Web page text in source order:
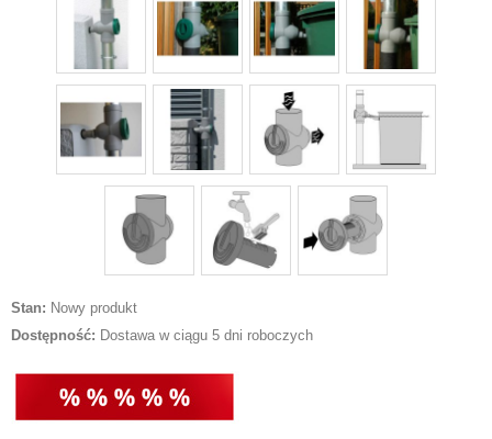
Stan: Nowy produkt
Dostępność: Dostawa w ciągu 5 dni roboczych